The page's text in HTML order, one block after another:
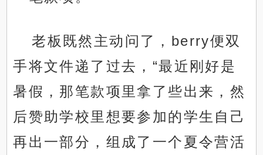
老板既然主动问了，berry便双
手将文件递了过去，“最近刚好是
暑假，那笔款项里拿了些出来，然
后赞助学校里想要参加的学生自己
再出一部分，组成了一个夏令营活